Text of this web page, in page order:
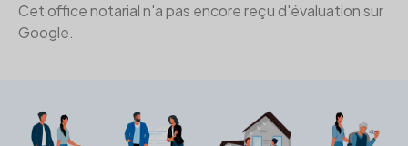
Cet office notarial n'a pas encore reçu d'évaluation sur
Google.